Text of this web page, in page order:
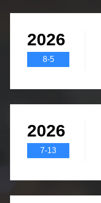
2026
8-5
2026
7-13